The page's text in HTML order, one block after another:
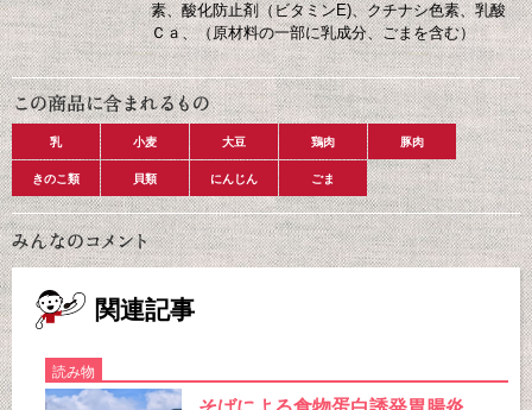
素、酸化防止剤（ビタミンE)、クチナシ色素、乳酸
Ｃａ、（原材料の一部に乳成分、ごまを含む）
乳 小麦 大豆 鶏肉 豚肉
きのこ類 貝類 にんじん ごま
関連記事
読み物